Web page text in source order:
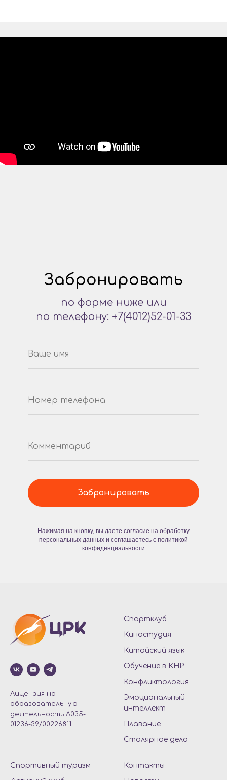
Забронировать
по форме ниже или
по телефону: +7(4012)52-01-33
Забронировать
Нажимая на кнопку, вы даете согласие на обработку
персональных данных и соглашаетесь c политикой
конфиденциальности
Лицензия на
образовательную
деятельность Л035-
01236-39/00226811
Спортклуб
Киностудия
Китайский язык
Обучение в КНР
Конфликтология
Эмоциональный
интеллект
Плавание
Столярное дело
Спортивный туризм Контакты